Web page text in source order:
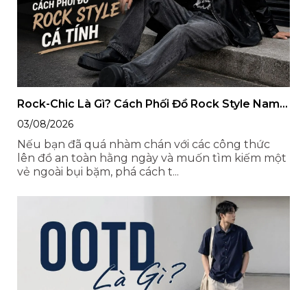
Rock-Chic Là Gì? Cách Phối Đồ Rock Style Nam
Chỉn Chu, Cá Tính
03/08/2026
Nếu bạn đã quá nhàm chán với các công thức
lên đồ an toàn hằng ngày và muốn tìm kiếm một
vẻ ngoài bụi bặm, phá cách t...